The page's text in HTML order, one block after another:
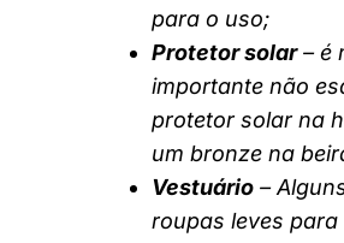
para o uso;
Protetor solar– é
importante não
protetor solar na
um bronze na
Vestuário –
roupas leves